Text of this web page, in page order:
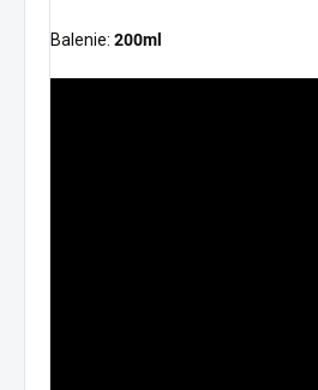
Balenie: 200ml